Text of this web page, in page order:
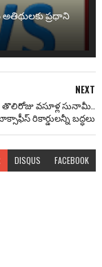
అతిథులకు ప్రధాని
NEXT
తొలిరోజు వసూళ్ల సునామీ..
రికార్డులన్నీ బద్ధలు
DISQUS FACEBOOK